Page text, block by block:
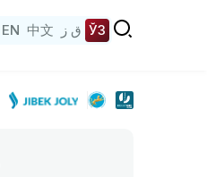
EN 中文 ق ز ЎЗ